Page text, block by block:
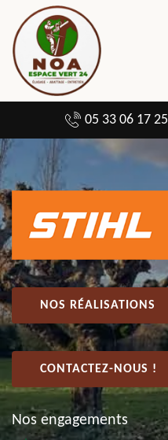
05 33 06 17 25
NOS RÉALISATIONS
CONTACTEZ-NOUS !
Nos engagements